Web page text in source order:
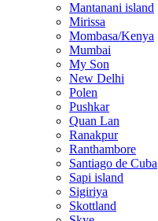
Mantanani island
Mirissa
Mombasa/Kenya
Mumbai
My Son
New Delhi
Polen
Pushkar
Quan Lan
Ranakpur
Ranthambore
Santiago de Cuba
Sapi island
Sigiriya
Skottland